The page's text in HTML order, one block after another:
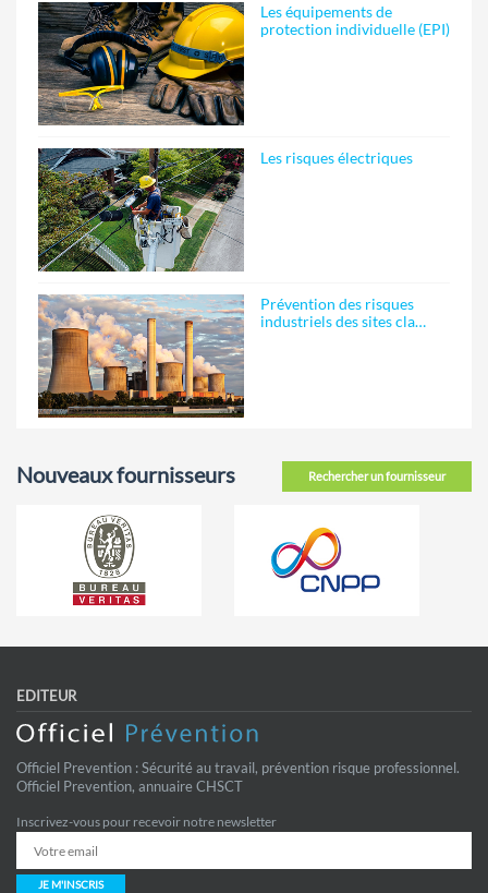
Les équipements de
protection individuelle (EPI)
Les risques électriques
Prévention des risques
industriels des sites cla…
Rechercher un fournisseur
Nouveaux fournisseurs
EDITEUR
Officiel Prevention : Sécurité au travail, prévention risque professionnel.
Officiel Prevention, annuaire CHSCT
Inscrivez-vous pour recevoir notre newsletter
JE M'INSCRIS